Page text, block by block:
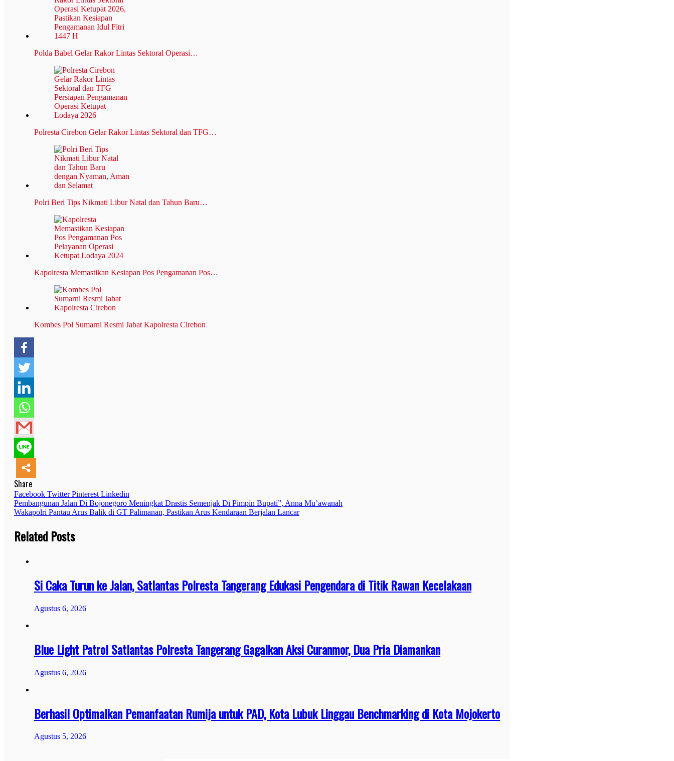
Polda Babel Gelar Rakor Lintas Sektoral Operasi…
Polresta Cirebon Gelar Rakor Lintas Sektoral dan TFG…
Polri Beri Tips Nikmati Libur Natal dan Tahun Baru…
Kapolresta Memastikan Kesiapan Pos Pengamanan Pos…
Kombes Pol Sumarni Resmi Jabat Kapolresta Cirebon
Share
Facebook TwitterPinterest Linkedin
Navigasi
Pembangunan Jalan Di Bojonegoro Meningkat Drastis Semenjak Di Pimpin Bupati”, Anna Mu’awanah
Wakapolri Pantau Arus Balik di GT Palimanan, Pastikan Arus Kendaraan Berjalan Lancar
Related Posts
Si Caka Turun ke Jalan, Satlantas Polresta Tangerang Edukasi Pengendara di Titik Rawan Kecelakaan
Agustus 6, 2026
Blue Light Patrol Satlantas Polresta Tangerang Gagalkan Aksi Curanmor, Dua Pria Diamankan
Agustus 6, 2026
Berhasil Optimalkan Pemanfaatan Rumija untuk PAD, Kota Lubuk Linggau Benchmarking di Kota Mojokerto
Agustus 5, 2026